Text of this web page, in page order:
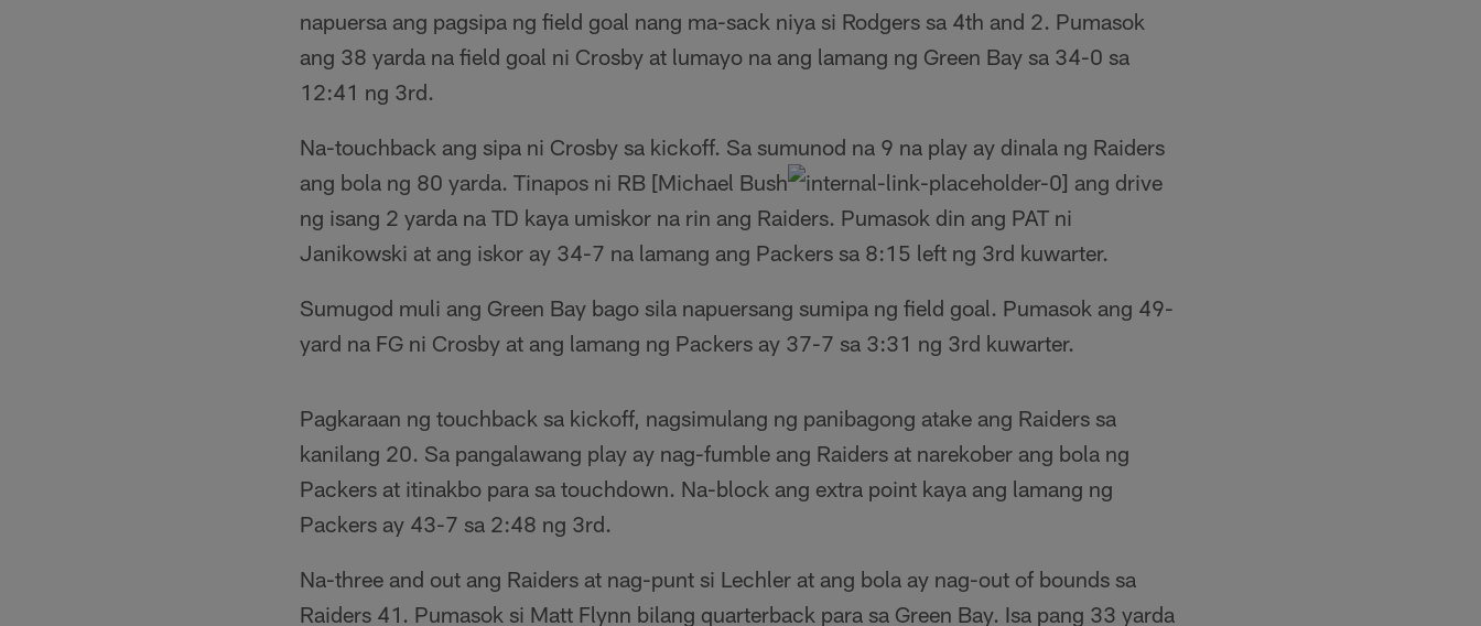
napuersa ang pagsipa ng field goal nang ma-sack niya si Rodgers sa 4th and 2. Pumasok
ang 38 yarda na field goal ni Crosby at lumayo na ang lamang ng Green Bay sa 34-0 sa
12:41 ng 3rd.
Na-touchback ang sipa ni Crosby sa kickoff. Sa sumunod na 9 na play ay dinala ng Raiders
ang bola ng 80 yarda. Tinapos ni RB [Michael Bush
ang drive
ng isang 2 yarda na TD kaya umiskor na rin ang Raiders. Pumasok din ang PAT ni
Janikowski at ang iskor ay 34-7 na lamang ang Packers sa 8:15 left ng 3rd kuwarter.
Sumugod muli ang Green Bay bago sila napuersang sumipa ng field goal. Pumasok ang 49-
yard na FG ni Crosby at ang lamang ng Packers ay 37-7 sa 3:31 ng 3rd kuwarter.
Pagkaraan ng touchback sa kickoff, nagsimulang ng panibagong atake ang Raiders sa
kanilang 20. Sa pangalawang play ay nag-fumble ang Raiders at narekober ang bola ng
Packers at itinakbo para sa touchdown. Na-block ang extra point kaya ang lamang ng
Packers ay 43-7 sa 2:48 ng 3rd.
Na-three and out ang Raiders at nag-punt si Lechler at ang bola ay nag-out of bounds sa
Raiders 41. Pumasok si Matt Flynn bilang quarterback para sa Green Bay. Isa pang 33 yarda